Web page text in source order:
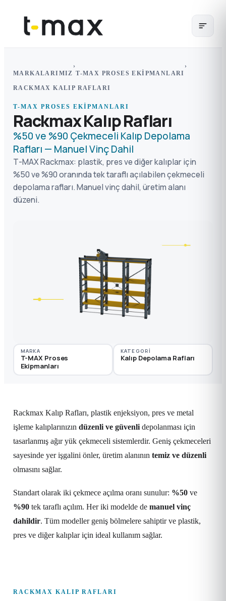
MARKALARIMIZ
›
T-MAX PROSES EKIPMANLARI
›
RACKMAX KALIP RAFLARI
T-MAX PROSES EKIPMANLARI
Rackmax Kalıp Rafları
%50 ve %90 Çekmeceli Kalıp Depolama
Rafları — Manuel Vinç Dahil
T-MAX Rackmax: plastik, pres ve diğer kalıplar için
%50 ve %90 oranında tek taraflı açılabilen çekmeceli
depolama rafları. Manuel vinç dahil, üretim alanı
düzeni.
MARKA
T-MAX Proses
Ekipmanları
KATEGORI
Kalıp Depolama Rafları
Rackmax Kalıp Rafları, plastik enjeksiyon, pres ve metal
işleme kalıplarınızın düzenli ve güvenli depolanması için
tasarlanmış ağır yük çekmeceli sistemlerdir. Geniş çekmeceleri
sayesinde yer işgalini önler, üretim alanının temiz ve düzenli
olmasını sağlar.
Standart olarak iki çekmece açılma oranı sunulur: %50 ve
%90 tek taraflı açılım. Her iki modelde de manuel vinç
dahildir. Tüm modeller geniş bölmelere sahiptir ve plastik,
pres ve diğer kalıplar için ideal kullanım sağlar.
RACKMAX KALIP RAFLARI